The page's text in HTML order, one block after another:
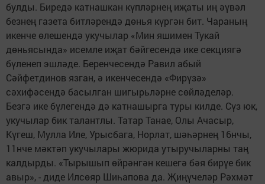
булды. Биредә катнашкан күпләрнең иҗаты иң әүвәл
безнең газета битләрендә дөнья күргән бит. Чараның
икенче өлешендә укучылар «Мин яшимен Тукай
дөньясында» исемле иҗат бәйгесендә ике секциягә
бүленеп эшләде. Беренчесендә Равил абый
Сәйфетдинов язган, ә икенчесендә «Фирүзә»
сәхифәсендә басылган шигырьләрне сөйләделәр.
Безгә ике бүлегендә дә катнашырга туры килде. Сүз юк,
укучылар бик талантлы. Татар Танае, Олы Ачасыр,
Күгеш, Мулла Иле, Урысбага, Норлат, шәһәрнең 16нчы,
11нче мәктәп укучылары жюрида утыручыларны таң
калдырды. «Тырышып өйрәнгән кешегә бәя бирүе бик
авыр», - диде Илсөяр Шиһапова да. Җиңүчеләр Рәхмәт